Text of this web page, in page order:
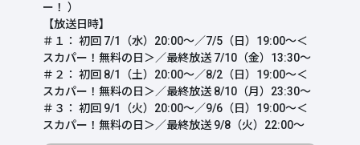
ー！ ）
【放送日時】
＃１： 初回 7/1（水）20:00～／7/5（日）19:00～＜
スカパー！無料の日＞／最終放送 7/10（金）13:30～
＃２： 初回 8/1（土）20:00～／8/2（日）19:00～＜
スカパー！無料の日＞／最終放送 8/10（月）23:30～
＃３： 初回 9/1（火）20:00～／9/6（日）19:00～＜
スカパー！無料の日＞／最終放送 9/8（火）22:00～